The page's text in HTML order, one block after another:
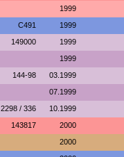
1999
C491 1999
149000 1999
1999
144-98 03.1999
07.1999
2298 / 336 10.1999
143817 2000
2000